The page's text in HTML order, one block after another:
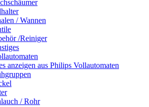
/ Wannen
/Reiniger
anzeigen aus Philips Vollautomaten
/ Rohr